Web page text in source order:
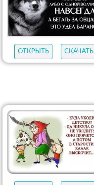
ОТКРЫТЬ СКАЧАТЬ